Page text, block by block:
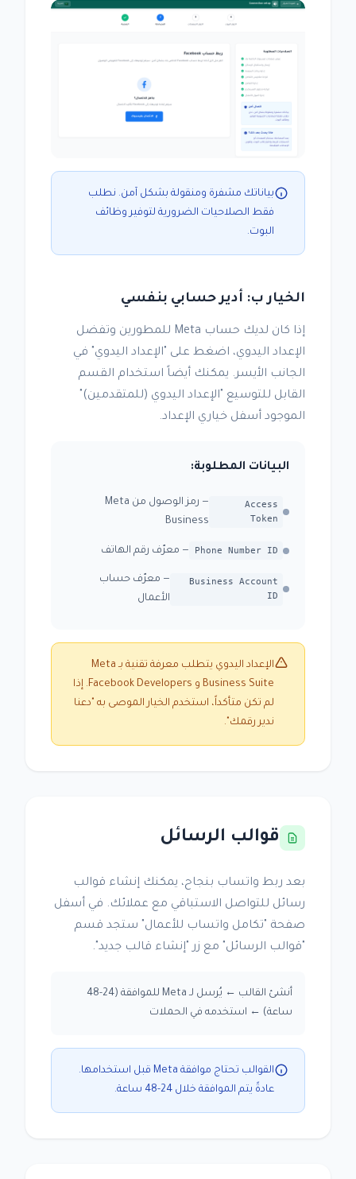
بياناتك مشفرة ومنقولة بشكل آمن. نطلب
فقط الصلاحيات الضرورية لتوفير وظائف
البوت.
الخيار ب: أدير حسابي بنفسي
إذا كان لديك حساب Meta للمطورين وتفضل
الإعداد اليدوي، اضغط على "الإعداد اليدوي" في
الجانب الأيسر. يمكنك أيضاً استخدام القسم
القابل للتوسيع "الإعداد اليدوي (للمتقدمين)"
الموجود أسفل خياري الإعداد.
البيانات المطلوبة:
Access
Token
— رمز الوصول من Meta
Business
Phone Number ID — معرّف رقم الهاتف
Business Account
ID
— معرّف حساب
الأعمال
الإعداد اليدوي يتطلب معرفة تقنية بـ Meta
Business Suite و Facebook Developers. إذا
لم تكن متأكداً، استخدم الخيار الموصى به "دعنا
ندير رقمك".
قوالب الرسائل
بعد ربط واتساب بنجاح، يمكنك إنشاء قوالب
رسائل للتواصل الاستباقي مع عملائك. في أسفل
صفحة "تكامل واتساب للأعمال" ستجد قسم
"قوالب الرسائل" مع زر "إنشاء قالب جديد".
أنشئ القالب ← يُرسل لـ Meta للموافقة (24-48
ساعة) ← استخدمه في الحملات
القوالب تحتاج موافقة Meta قبل استخدامها.
عادةً يتم الموافقة خلال 24-48 ساعة.